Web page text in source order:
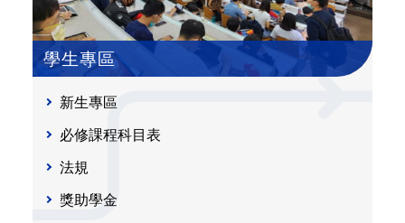
學生專區
新生專區
必修課程科目表
法規
獎助學金